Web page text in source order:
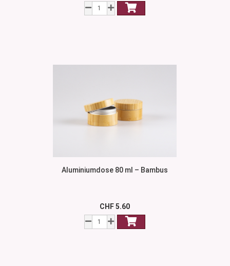
Aluminiumdose 80 ml – Bambus
CHF 5.60